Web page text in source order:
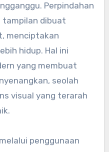
Perpindahan
tampilan dibuat
menciptakan
hidup. Hal ini
yang membuat
seolah
visual yang terarah
penggunaan